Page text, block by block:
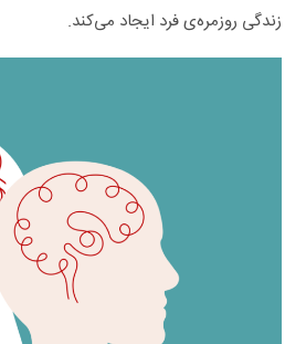
زندگی روزمره‌ی فرد ایجاد می‌کند.